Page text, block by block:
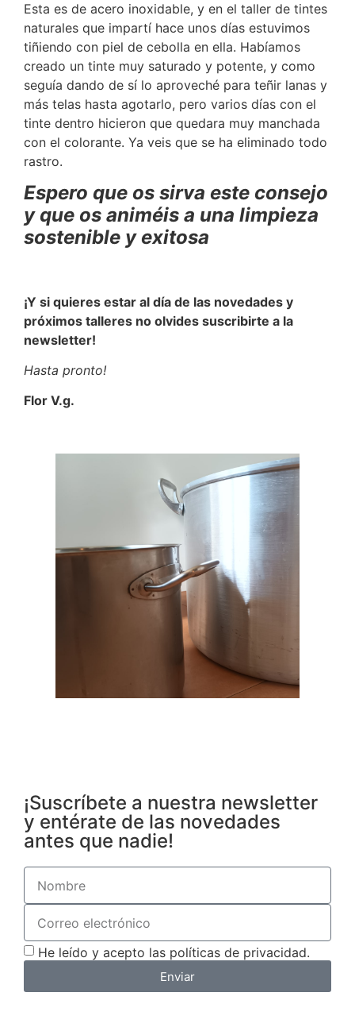
Esta es de acero inoxidable, y en el taller de tintes
naturales que impartí hace unos días estuvimos
tiñiendo con piel de cebolla en ella. Habíamos
creado un tinte muy saturado y potente, y como
seguía dando de sí lo aproveché para teñir lanas y
más telas hasta agotarlo, pero varios días con el
tinte dentro hicieron que quedara muy manchada
con el colorante. Ya veis que se ha eliminado todo
rastro.
Espero que os sirva este consejo
y que os animéis a una limpieza
sostenible y exitosa
¡Y si quieres estar al día de las novedades y
próximos talleres no olvides suscribirte a la
newsletter!
Hasta pronto!
Flor V.g.
¡Suscríbete a nuestra newsletter
y entérate de las novedades
antes que nadie!
He leído y acepto las políticas de privacidad.
Enviar